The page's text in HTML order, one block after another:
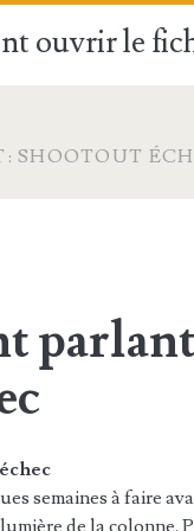
ouvrir le
SHOOTOUT
semaines à faire
de la colonne.